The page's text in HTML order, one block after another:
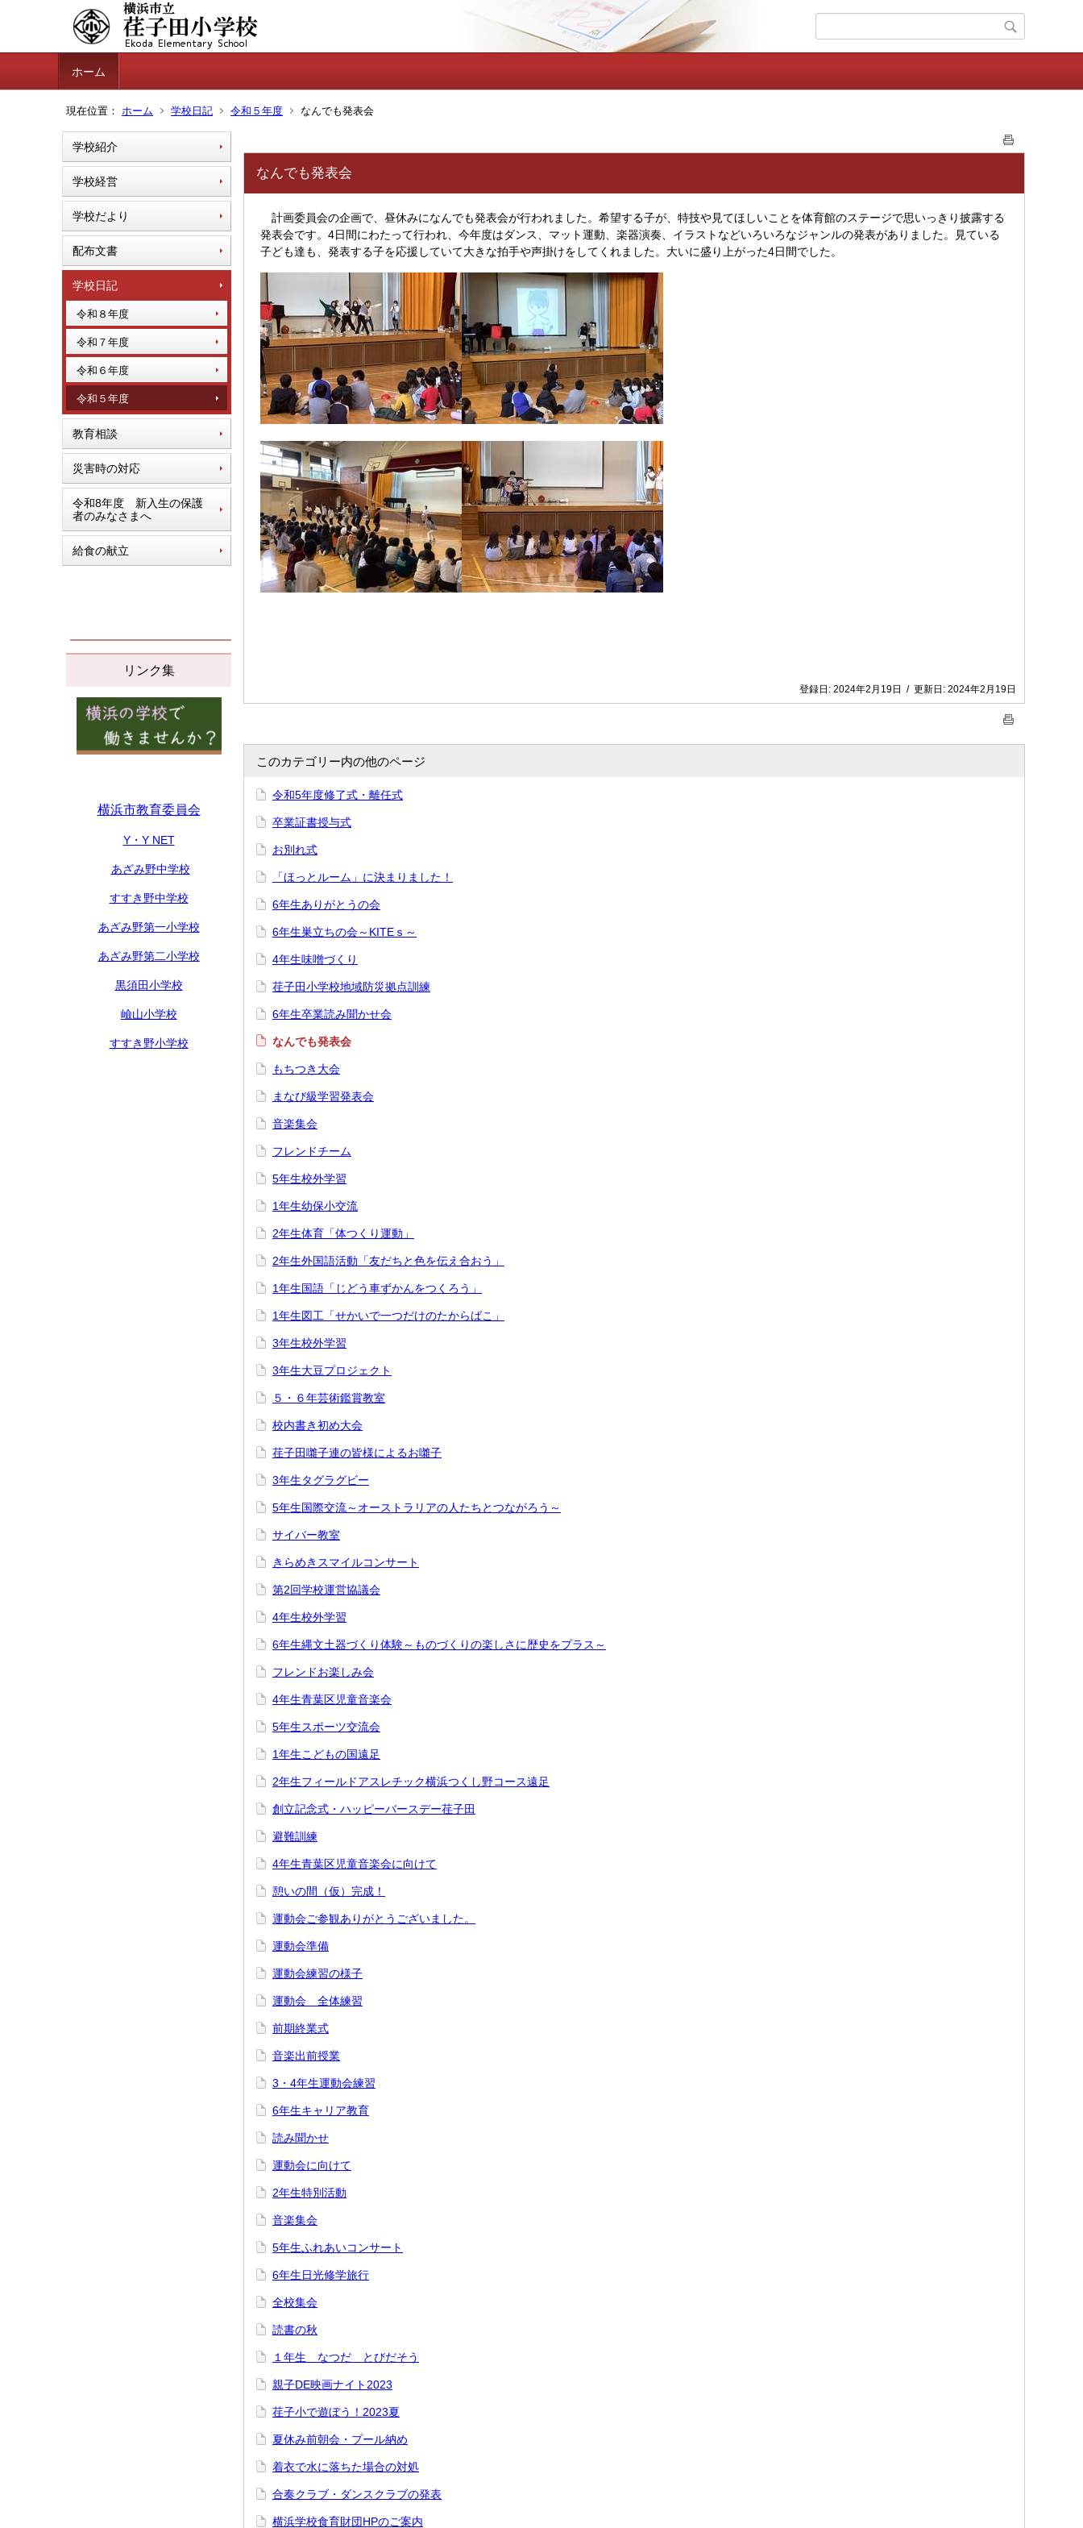
ホーム
現在位置： ホーム 学校日記 令和５年度 なんでも発表会
学校紹介
学校経営
学校だより
配布文書
学校日記
令和８年度
令和７年度
令和６年度
令和５年度
教育相談
災害時の対応
令和8年度 新入生の保護
者のみなさまへ
給食の献立
リンク集
横浜市教育委員会
Y・Y NET
あざみ野中学校
すすき野中学校
あざみ野第一小学校
あざみ野第二小学校
黒須田小学校
嶮山小学校
すすき野小学校
なんでも発表会
計画委員会の企画で、昼休みになんでも発表会が行われました。希望する子が、特技や見てほしいことを体育館のステージで思いっきり披露する
発表会です。4日間にわたって行われ、今年度はダンス、マット運動、楽器演奏、イラストなどいろいろなジャンルの発表がありました。見ている
子ども達も、発表する子を応援していて大きな拍手や声掛けをしてくれました。大いに盛り上がった4日間でした。
登録日: 2024年2月19日 / 更新日: 2024年2月19日
このカテゴリー内の他のページ
令和5年度修了式・離任式
卒業証書授与式
お別れ式
「ほっとルーム」に決まりました！
6年生ありがとうの会
6年生巣立ちの会～KITEｓ～
4年生味噌づくり
荏子田小学校地域防災拠点訓練
6年生卒業読み聞かせ会
なんでも発表会
もちつき大会
まなび級学習発表会
音楽集会
フレンドチーム
5年生校外学習
1年生幼保小交流
2年生体育「体つくり運動」
2年生外国語活動「友だちと色を伝え合おう」
1年生国語「じどう車ずかんをつくろう」
1年生図工「せかいで一つだけのたからばこ」
3年生校外学習
3年生大豆プロジェクト
５・６年芸術鑑賞教室
校内書き初め大会
荏子田囃子連の皆様によるお囃子
3年生タグラグビー
5年生国際交流～オーストラリアの人たちとつながろう～
サイバー教室
きらめきスマイルコンサート
第2回学校運営協議会
4年生校外学習
6年生縄文土器づくり体験～ものづくりの楽しさに歴史をプラス～
フレンドお楽しみ会
4年生青葉区児童音楽会
5年生スポーツ交流会
1年生こどもの国遠足
2年生フィールドアスレチック横浜つくし野コース遠足
創立記念式・ハッピーバースデー荏子田
避難訓練
4年生青葉区児童音楽会に向けて
憩いの間（仮）完成！
運動会ご参観ありがとうございました。
運動会準備
運動会練習の様子
運動会 全体練習
前期終業式
音楽出前授業
3・4年生運動会練習
6年生キャリア教育
読み聞かせ
運動会に向けて
2年生特別活動
音楽集会
5年生ふれあいコンサート
6年生日光修学旅行
全校集会
読書の秋
１年生 なつだ とびだそう
親子DE映画ナイト2023
荏子小で遊ぼう！2023夏
夏休み前朝会・プール納め
着衣で水に落ちた場合の対処
合奏クラブ・ダンスクラブの発表
横浜学校食育財団HPのご案内